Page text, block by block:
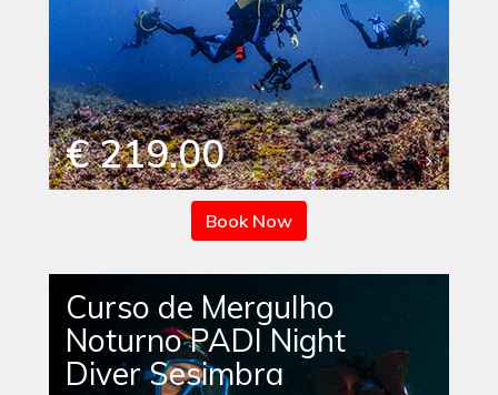
€ 219.00
Book Now
Curso de Mergulho
Noturno PADI Night
Diver Sesimbra